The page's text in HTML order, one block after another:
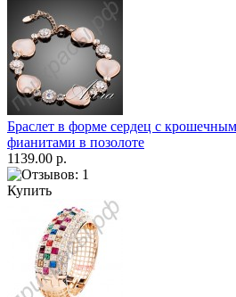
Браслет в форме сердец с
фианитами в позолоте
1139.00 р.
Купить